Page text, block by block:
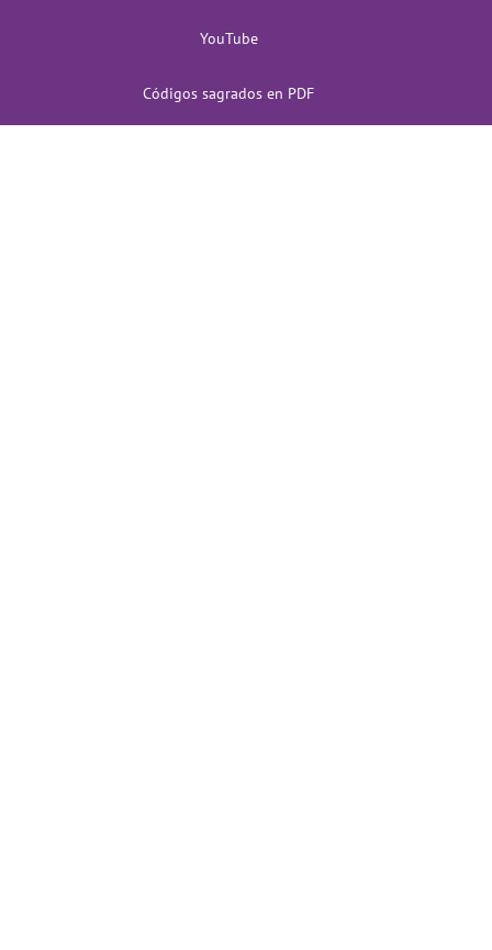
YouTube
Códigos sagrados en PDF